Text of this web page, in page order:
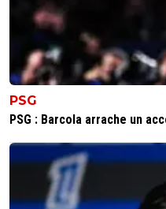
PSG
PSG : Barcola arrache un